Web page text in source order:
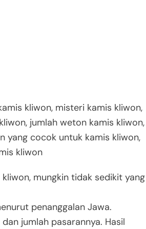
mungkin tidak sedikit yang
penanggalan Jawa.
jumlah pasarannya. Hasil